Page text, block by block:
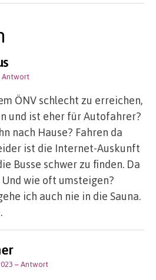
Antwort
ÖNV schlecht zu erreichen,
und ist eher für Autofahrer?
nach Hause? Fahren da
ist die Internet-Auskunft
Busse schwer zu finden. Da
wie oft umsteigen?
ich auch nie in die Sauna.
– Antwort